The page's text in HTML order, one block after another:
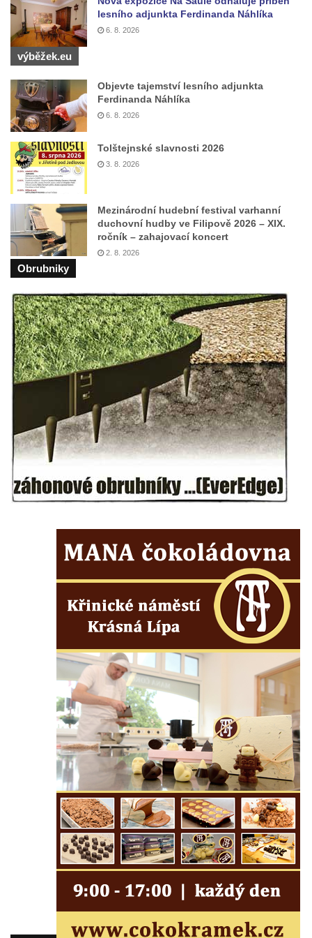
nádvoří kláštera dominikánů v Českých
Budějovicích
Socha svatého Zachariáše na nádvoří
Budějovicích
Socha svatého Josefa na nádvoří kláštera
dominikánů v Českých Budějovicích
Socha svaté Anny na nádvoří kláštera
dominikánů v Českých Budějovicích
Socha svatého Dominika na nádvoří
kláštera dominikánů v Českých
Budějovicích
Sousoší Kalvárie před klášterem
dominikánů u Piaristického náměstí v
Socha svatého Václava u pramene v
Semilech
Pamětní deska Tomáše Garrigue Masaryka
na radnici v Českých Budějovicích
Pamětní deska na biskupské rezidenci v
Českých Budějovicích
Pamětní deska Josefa Hloucha na
biskupské rezidenci v Českých
Budějovicích
Socha žáby u rybníčku na Náměstí v
Pamětní kámen družebních obcí Kamenný
Újezd a Krauchthal v parku na Náměstí v
Velešíně
Pomník J. V. Kamarýta v Krumlovské ulici ve
Pamětní deska arcibiskupa Micara ve
vstupu do poutního místa Římov
Plastika Koule v Gutenbergově ulici v
Liberci
Pamětní deska Vojtěcha Kocmicha na
domě čp. 37 v ulici Betlém v Římově
Pomník na paměť zrušení roboty v Plavu
Socha vodníka v Plavu
Socha svatého Jana Nepomuckého v
Třebušíně
Pamětní deska Johanna Nepomuka
Fischera na domě čp. 5/16 na třídě 9.
Pamětní deska Johanna Neumanna
lesního adjunkta Ferdinanda Náhlíka
6. 8. 2026
výběžek.eu
Objevte tajemství lesního adjunkta
Ferdinanda Náhlíka
6. 8. 2026
Tolštejnské slavnosti 2026
3. 8. 2026
Mezinárodní hudební festival varhanní
duchovní hudby ve Filipově 2026 – XIX.
ročník – zahajovací koncert
2. 8. 2026
Obrubniky